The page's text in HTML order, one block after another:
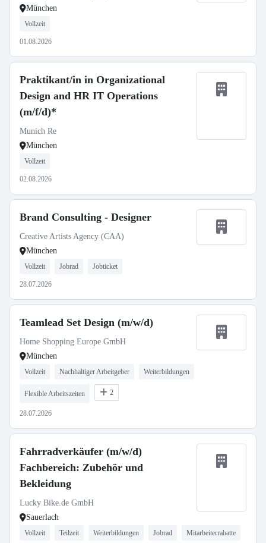
München
Vollzeit
01.08.2026
Praktikant/in in Organizational
Design and HR IT Operations
(m/f/d)*
Munich Re
München
Vollzeit
02.08.2026
Brand Consulting - Designer
Creative Artists Agency (CAA)
München
Vollzeit Jobrad Jobticket
28.07.2026
Teamlead Set Design (m/w/d)
Home Shopping Europe GmbH
München
Vollzeit Nachhaltiger Arbeitgeber Weiterbildungen
Flexible Arbeitszeiten 2
28.07.2026
Fahrradverkäufer (m/w/d)
Fachbereich: Zubehör und
Bekleidung
Lucky Bike.de GmbH
Sauerlach
Vollzeit Teilzeit Weiterbildungen Jobrad Mitarbeiterrabatte